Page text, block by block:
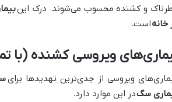
و کشنده محسوب می‌شوند. درک این
خانهاست.
ویروسی کشنده (با
ویروسی از جدی‌ترین تهدیدها برای
سگدر این موارد دارد.